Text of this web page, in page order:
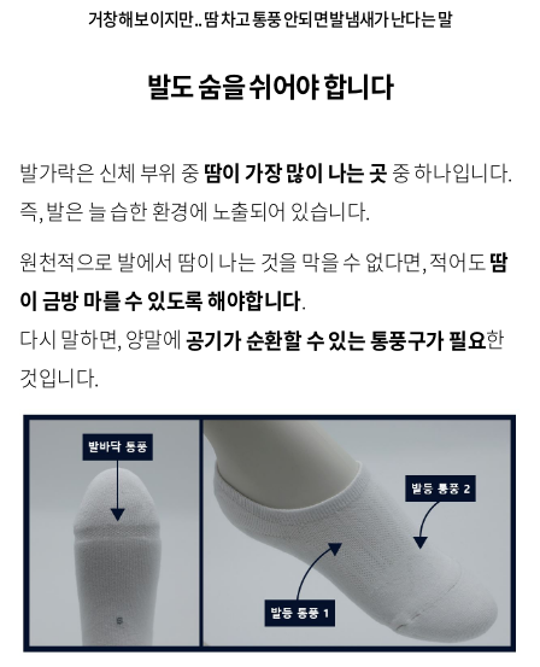
거창해 보이지만.. 땀 차고 통풍 안되면 발냄새가 난다는 말
발도 숨을 쉬어야 합니다
발가락은 신체 부위 중 땀이 가장 많이 나는 곳 중 하나입니다.
즉, 발은 늘 습한 환경에 노출되어 있습니다.
원천적으로 발에서 땀이 나는 것을 막을 수 없다면, 적어도땀
이 금방 마를 수 있도록 해야합니다.
다시 말하면, 양말에 공기가 순환할 수 있는 통풍구가 필요한
것입니다.